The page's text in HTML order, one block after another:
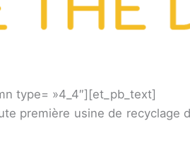
type= »4_4″][et_pb_text]
première usine de